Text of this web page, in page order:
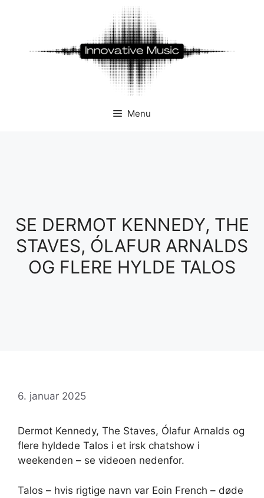
Menu
SE DERMOT KENNEDY, THE
STAVES, ÓLAFUR ARNALDS
OG FLERE HYLDE TALOS
6. januar 2025
Dermot Kennedy, The Staves, Ólafur Arnalds og
flere hyldede Talos i et irsk chatshow i
weekenden – se videoen nedenfor.
Talos – hvis rigtige navn var Eoin French – døde